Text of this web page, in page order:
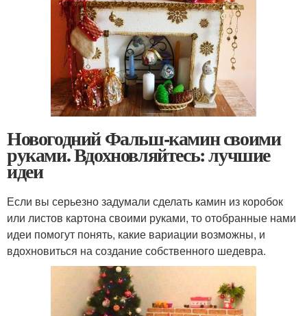
Новогодний Фальш-камин своими
руками. Вдохновляйтесь: лучшие
идеи
Если вы серьезно задумали сделать камин из коробок
или листов картона своими руками, то отобранные нами
идеи помогут понять, какие вариации возможны, и
вдохновиться на создание собственного шедевра.